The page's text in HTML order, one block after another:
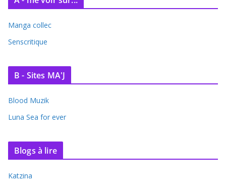
Manga collec
Senscritique
B - Sites MA'J
Blood Muzik
Luna Sea for ever
Blogs à lire
Katzina